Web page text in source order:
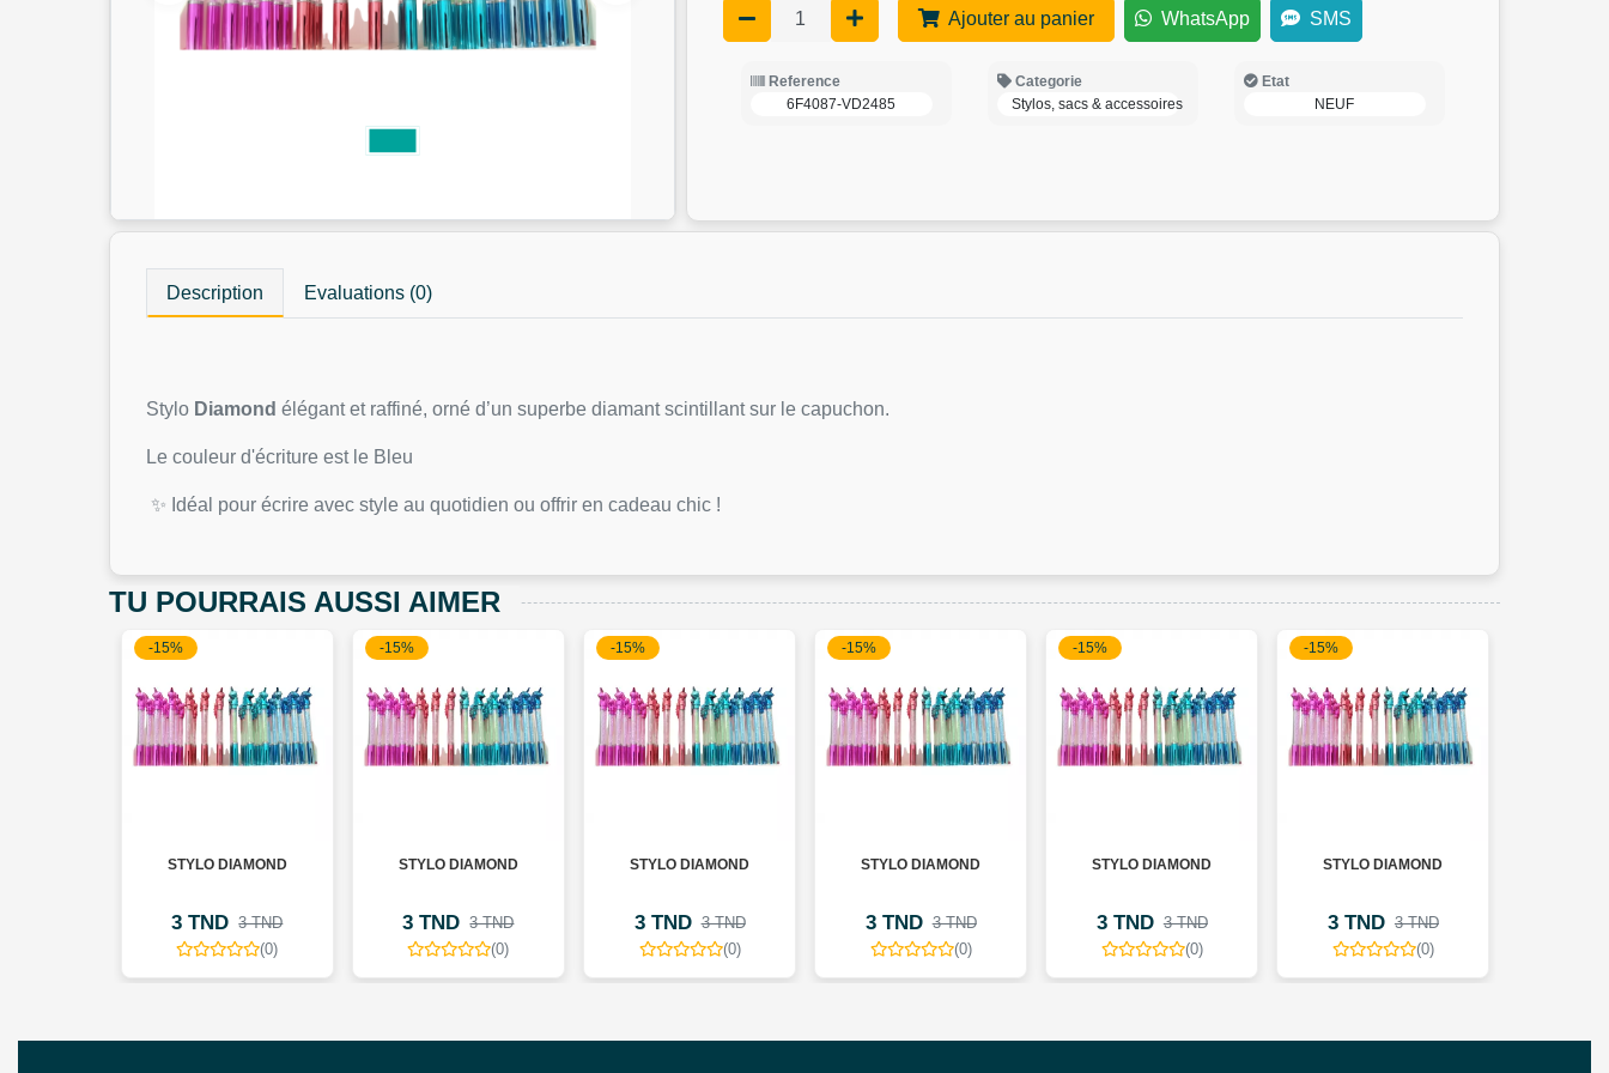
Ajouter au panier WhatsApp SMS
Reference
6F4087-VD2485
Categorie
Stylos, sacs & accessoires
Etat
NEUF
Description Evaluations (0)
Stylo Diamond élégant et raffiné, orné d’un superbe diamant scintillant sur le capuchon.
Le couleur d'écriture est le Bleu
✨ Idéal pour écrire avec style au quotidien ou offrir en cadeau chic !
TU POURRAIS AUSSI AIMER
-15%
STYLO DIAMOND
3 TND 3 TND
(0)
-15%
STYLO DIAMOND
3 TND 3 TND
(0)
-15%
STYLO DIAMOND
3 TND 3 TND
(0)
-15%
STYLO DIAMOND
3 TND 3 TND
(0)
-15%
STYLO DIAMOND
3 TND 3 TND
(0)
-15%
STYLO DIAMOND
3 TND 3 TND
(0)